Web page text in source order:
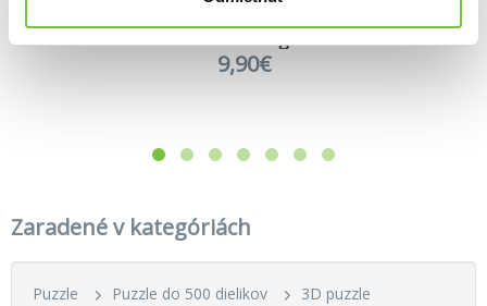
14,70€
Puzzle 3D Big Ben - 47 dílků
9,90€
Zaradené v kategóriách
Puzzle Puzzle do 500 dielikov 3D puzzle